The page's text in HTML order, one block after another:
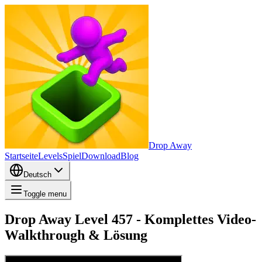
Drop Away
StartseiteLevelsSpielDownloadBlog
Deutsch
Toggle menu
Drop Away Level 457 - Komplettes Video-
Walkthrough & Lösung